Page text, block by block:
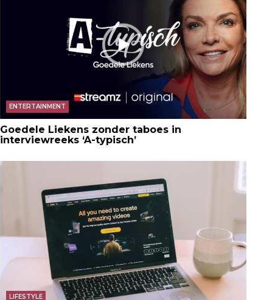
ENTERTAINMENT
Goedele Liekens zonder taboes in
interviewreeks ‘A-typisch’
LIFESTYLE